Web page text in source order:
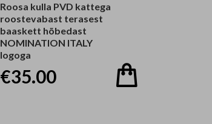
Roosa kulla PVD kattega
roostevabast terasest
baaskett hõbedast
NOMINATION ITALY
logoga
€35.00